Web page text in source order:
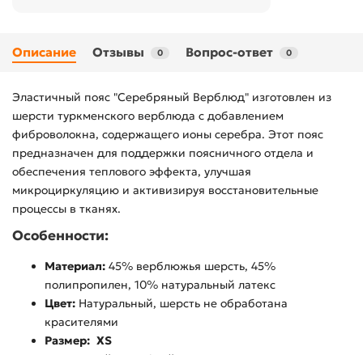
Описание Отзывы 0 Вопрос-ответ 0
Эластичный пояс "Серебряный Верблюд" изготовлен из
шерсти туркменского верблюда с добавлением
фиброволокна, содержащего ионы серебра. Этот пояс
предназначен для поддержки поясничного отдела и
обеспечения теплового эффекта, улучшая
микроциркуляцию и активизируя восстановительные
процессы в тканях.
Особенности:
Материал: 45% верблюжья шерсть, 45%
полипропилен, 10% натуральный латекс
Цвет: Натуральный, шерсть не обработана
красителями
Размер: XS